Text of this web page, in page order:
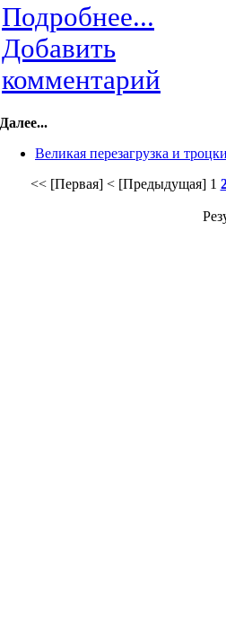
Подробнее...
Добавить
комментарий
Далее...
Великая перезагрузка и
<< [Первая] < [Предыдущая] 1